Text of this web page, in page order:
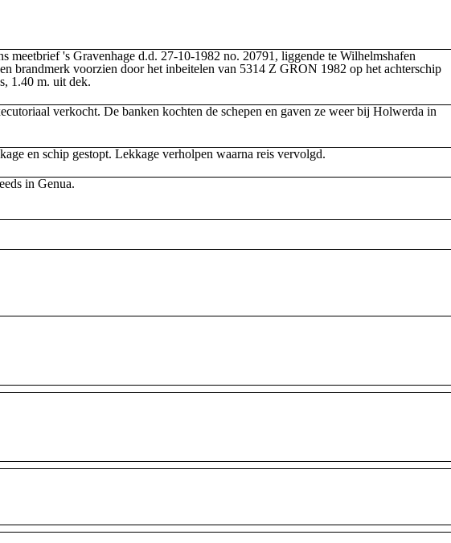
's Gravenhage d.d. 27-10-1982 no. 20791, liggende te Wilhelmshafen
brandmerk voorzien door het inbeitelen van 5314 Z GRON 1982 op het achterschip
1.40 m. uit dek.
verkocht. De banken kochten de schepen en gaven ze weer bij Holwerda in
en schip gestopt. Lekkage verholpen waarna reis vervolgd.
in Genua.